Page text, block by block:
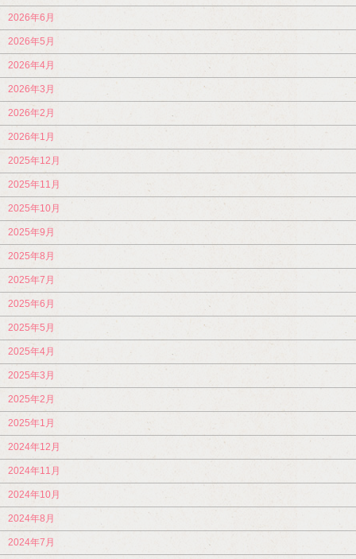
2026年6月
2026年5月
2026年4月
2026年3月
2026年2月
2026年1月
2025年12月
2025年11月
2025年10月
2025年9月
2025年8月
2025年7月
2025年6月
2025年5月
2025年4月
2025年3月
2025年2月
2025年1月
2024年12月
2024年11月
2024年10月
2024年8月
2024年7月